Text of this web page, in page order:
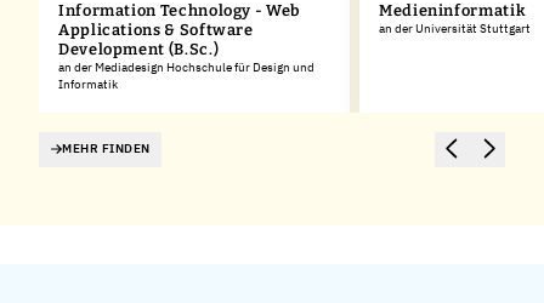
Information Technology - Web
Applications & Software
Development (B.Sc.)
an der Mediadesign Hochschule für Design und
Informatik
Medieninformatik
an der Universität Stuttgart
MEHR FINDEN